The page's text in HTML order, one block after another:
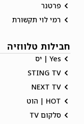
פרטנר
רמי לוי תקשורת
חבילות טלווזיה
Yes | יס
STING TV
NEXT TV
HOT | הוט
סלקום TV